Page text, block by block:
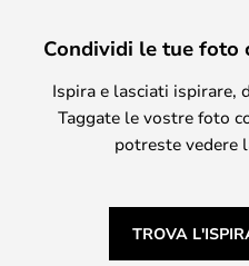
Condividi le tue foto
Ispira e lasciati ispirare,
Taggate le vostre foto
potreste vedere
TROVA